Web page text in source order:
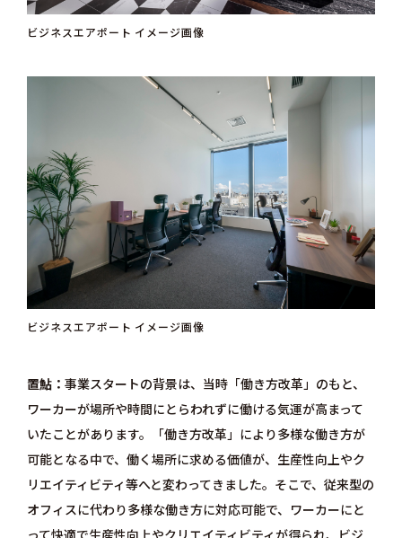
ビジネスエアポート イメージ画像
ビジネスエアポート イメージ画像
置鮎
事業スタートの背景は、当時「働き方改革」のもと、
ワーカーが場所や時間にとらわれずに働ける気運が高まって
いたことがあります。「働き方改革」により多様な働き方が
可能となる中で、働く場所に求める価値が、生産性向上やク
リエイティビティ等へと変わってきました。そこで、従来型の
オフィスに代わり多様な働き方に対応可能で、ワーカーにと
って快適で生産性向上やクリエイティビティが得られ、ビジ